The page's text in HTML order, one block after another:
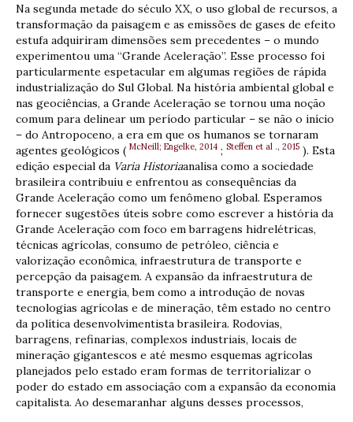
Na segunda metade do século XX, o uso global de recursos, a
transformação da paisagem e as emissões de gases de efeito
estufa adquiriram dimensões sem precedentes – o mundo
experimentou uma “Grande Aceleração”. Esse processo foi
particularmente espetacular em algumas regiões de rápida
industrialização do Sul Global. Na história ambiental global e
nas geociências, a Grande Aceleração se tornou uma noção
comum para delinear um período particular – se não o início
– do Antropoceno, a era em que os humanos se tornaram
agentes geológicos ( McNeill; Engelke, 2014 ; Steffen et al ., 2015 ). Esta
edição especial da Varia Historiaanalisa como a sociedade
brasileira contribuiu e enfrentou as consequências da
Grande Aceleração como um fenômeno global. Esperamos
fornecer sugestões úteis sobre como escrever a história da
Grande Aceleração com foco em barragens hidrelétricas,
técnicas agrícolas, consumo de petróleo, ciência e
valorização econômica, infraestrutura de transporte e
percepção da paisagem. A expansão da infraestrutura de
transporte e energia, bem como a introdução de novas
tecnologias agrícolas e de mineração, têm estado no centro
da política desenvolvimentista brasileira. Rodovias,
barragens, refinarias, complexos industriais, locais de
mineração gigantescos e até mesmo esquemas agrícolas
planejados pelo estado eram formas de territorializar o
poder do estado em associação com a expansão da economia
capitalista. Ao desemaranhar alguns desses processos,